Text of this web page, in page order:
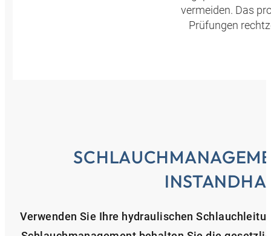
vermeiden. Das
Prüfungen
Verwenden Sie Ihre hydraulischen